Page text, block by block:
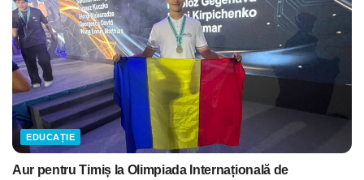
EDUCAȚIE
Aur pentru Timiș la Olimpiada Internațională de